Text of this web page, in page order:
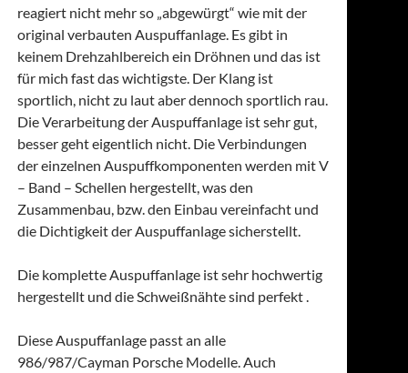
reagiert nicht mehr so „abgewürgt“ wie mit der
original verbauten Auspuffanlage. Es gibt in
keinem Drehzahlbereich ein Dröhnen und das ist
für mich fast das wichtigste. Der Klang ist
sportlich, nicht zu laut aber dennoch sportlich rau.
Die Verarbeitung der Auspuffanlage ist sehr gut,
besser geht eigentlich nicht. Die Verbindungen
der einzelnen Auspuffkomponenten werden mit V
– Band – Schellen hergestellt, was den
Zusammenbau, bzw. den Einbau vereinfacht und
die Dichtigkeit der Auspuffanlage sicherstellt.
Die komplette Auspuffanlage ist sehr hochwertig
hergestellt und die Schweißnähte sind perfekt .
Diese Auspuffanlage passt an alle
986/987/Cayman Porsche Modelle. Auch